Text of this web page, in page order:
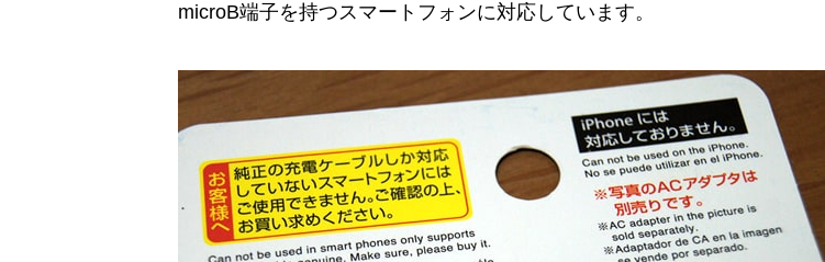
microB端子を持つスマートフォンに対応しています。